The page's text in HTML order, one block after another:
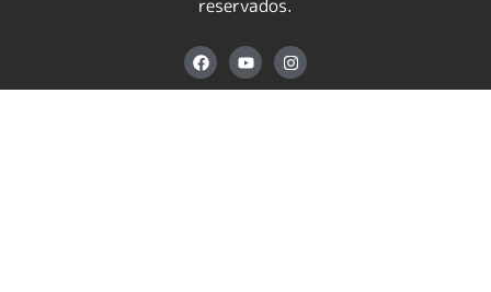
reservados.